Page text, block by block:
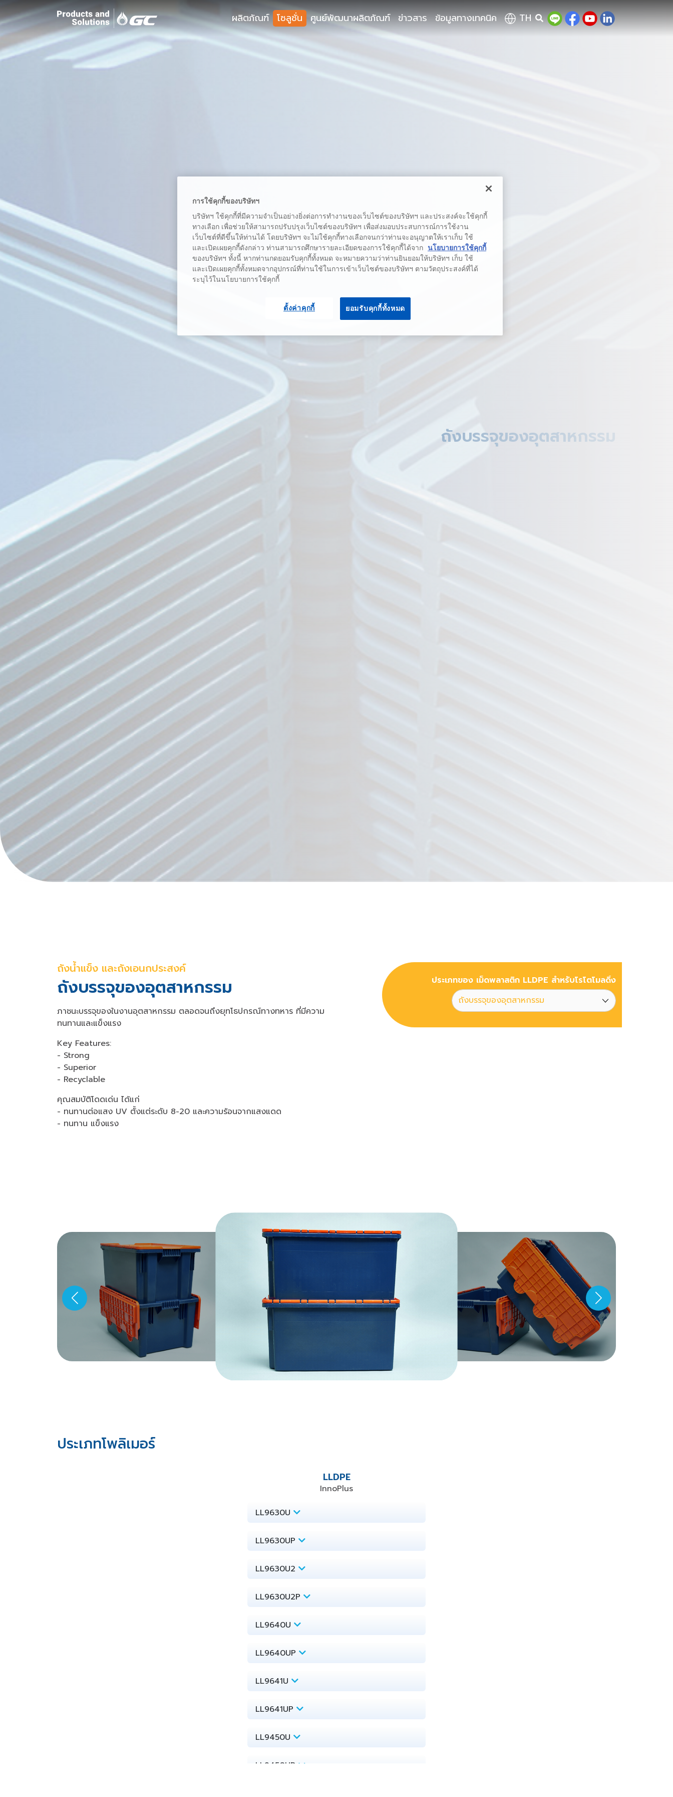
ผลิตภัณฑ์ โซลูชั่น ศูนย์พัฒนาผลิตภัณฑ์ ข่าวสาร ข้อมูลทางเทคนิค TH
ถังบรรจุของอุตสาหกรรม
ถังน้ำแข็ง และถังเอนกประสงค์
ถังบรรจุของอุตสาหกรรม
ภาชนะบรรจุของในงานอุตสาหกรรม ตลอดจนถึงยุทโธปกรณ์ทางทหาร ที่มีความ
ทนทานและแข็งแรง
Key Features:
- Strong
- Superior
- Recyclable
คุณสมบัติโดดเด่น ได้แก่
- ทนทานต่อแสง UV ตั้งแต่ระดับ 8-20 และความร้อนจากแสงแดด
- ทนทาน แข็งแรง
ประเภทของ เม็ดพลาสติก LLDPE สำหรับโรโตโมลดิ้ง
ประเภทโพลิเมอร์
LLDPE
InnoPlus
LL9630U
LL9630UP
LL9630U2
LL9630U2P
LL9640U
LL9640UP
LL9641U
LL9641UP
LL9450U
LL9450UP
การใช้คุกกี้ของบริษัทฯ
บริษัทฯ ใช้คุกกี้ที่มีความจำเป็นอย่างยิ่งต่อการทำงานของเว็บไซต์ของบริษัทฯ และประสงค์จะใช้คุกกี้
ทางเลือก เพื่อช่วยให้สามารถปรับปรุงเว็บไซต์ของบริษัทฯ เพื่อส่งมอบประสบการณ์การใช้งาน
เว็บไซต์ที่ดีขึ้นให้ท่านได้ โดยบริษัทฯ จะไม่ใช้คุกกี้ทางเลือกจนกว่าท่านจะอนุญาตให้เราเก็บ ใช้
และเปิดเผยคุกกี้ดังกล่าว ท่านสามารถศึกษารายละเอียดของการใช้คุกกี้ได้จาก นโยบายการใช้คุกกี้
ของบริษัทฯ ทั้งนี้ หากท่านกดยอมรับคุกกี้ทั้งหมด จะหมายความว่าท่านยินยอมให้บริษัทฯ เก็บ ใช้
และเปิดเผยคุกกี้ทั้งหมดจากอุปกรณ์ที่ท่านใช้ในการเข้าเว็บไซต์ของบริษัทฯ ตามวัตถุประสงค์ที่ได้
ระบุไว้ในนโยบายการใช้คุกกี้
ยอมรับคุกกี้ทั้งหมด
ตั้งค่าคุกกี้